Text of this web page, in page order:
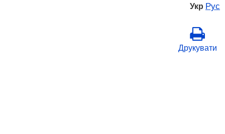
Укр Рус
Друкувати